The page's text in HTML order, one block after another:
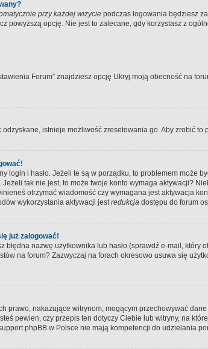
przy każdej wizycie podczas logowania będziesz
powyższą opcję. Nie jest to zalecane, gdy korzystasz z
Forum” znajdziesz opcję Ukryj moją obecność na
odzyskane, istnieje możliwość zresetowania go. Aby zrobić
login i hasło. Jeżeli te są w porządku, to problemem może
tak nie jest, to może twoje konto wymaga aktywacji?
otrzymać wiadomość czy wymagana jest aktywacja
wykorzystania aktywacji jestredukcja dostępu do forum
już zalogować!
nazwę użytkownika lub hasło (sprawdź e-mail,
na forum? Zazwyczaj na forach okresowo usuwa się
prawo, nakazujące witrynom, mogącym przechowywać
pewien, czy przepis ten dotyczy Ciebie lub witryny, na
phpBB w Polsce nie mają kompetencji do udzielania